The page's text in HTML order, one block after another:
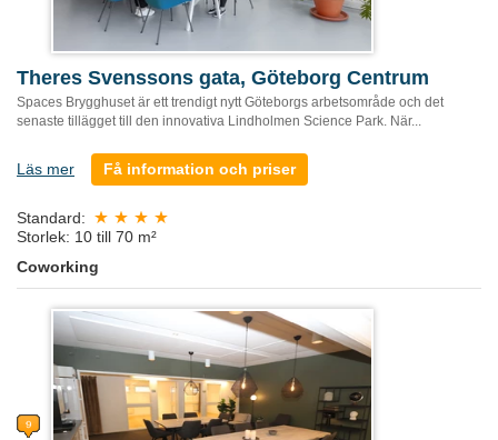
Theres Svenssons gata, Göteborg Centrum
Spaces Brygghuset är ett trendigt nytt Göteborgs arbetsområde och det
senaste tillägget till den innovativa Lindholmen Science Park. När...
Läs mer Få information och priser
Standard:
Storlek: 10 till 70 m²
Coworking